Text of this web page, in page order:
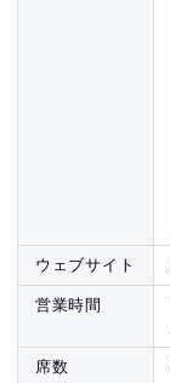
ウェブサイト
営業時間
席数